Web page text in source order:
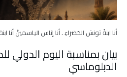
أنا ابنةُ تونسَ الخضراءِ . أنا إناس الياسمينْ
بيان بمناسبة اليوم الدولي
الدبلوماسي